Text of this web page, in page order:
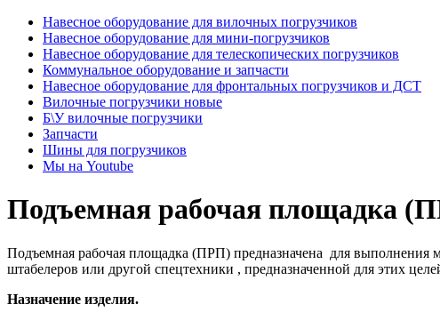
Навесное оборудование для вилочных погрузчиков
Навесное оборудование для мини-погрузчиков
Навесное оборудование для телескопических погрузчиков
Коммунальное оборудование и запчасти
Навесное оборудование для фронтальных погрузчиков и ДСТ
Вилочные погрузчики новые
Б\У вилочные погрузчики
Запчасти
Шины для погрузчиков
Мы на Youtube
Подъемная рабочая площадка
Подъемная рабочая площадка (ПРП) предназначена для выполнения
штабелеров или другой спецтехники , предназначенной для этих
Назначение изделия.